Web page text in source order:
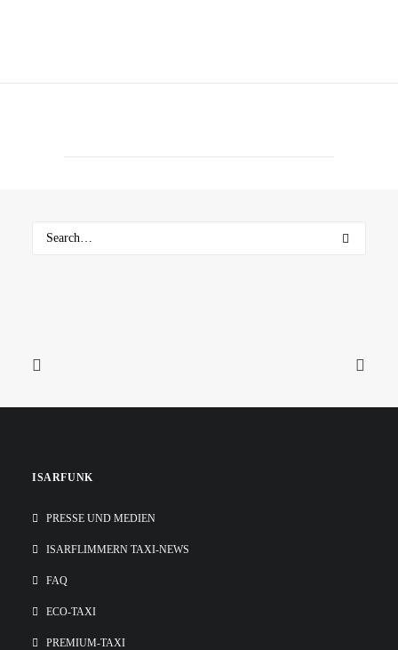
ISARFUNK
PRESSE UND MEDIEN
ISARFLIMMERN TAXI-NEWS
FAQ
ECO-TAXI
PREMIUM-TAXI